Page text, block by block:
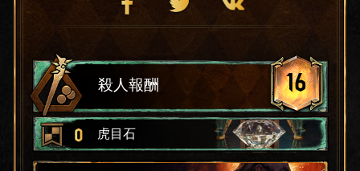
殺人報酬 16
0 虎目石